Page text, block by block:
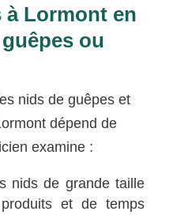
à Lormont en
ou
nids de guêpes et
dépend de
examine :
nids de grande taille
et de temps